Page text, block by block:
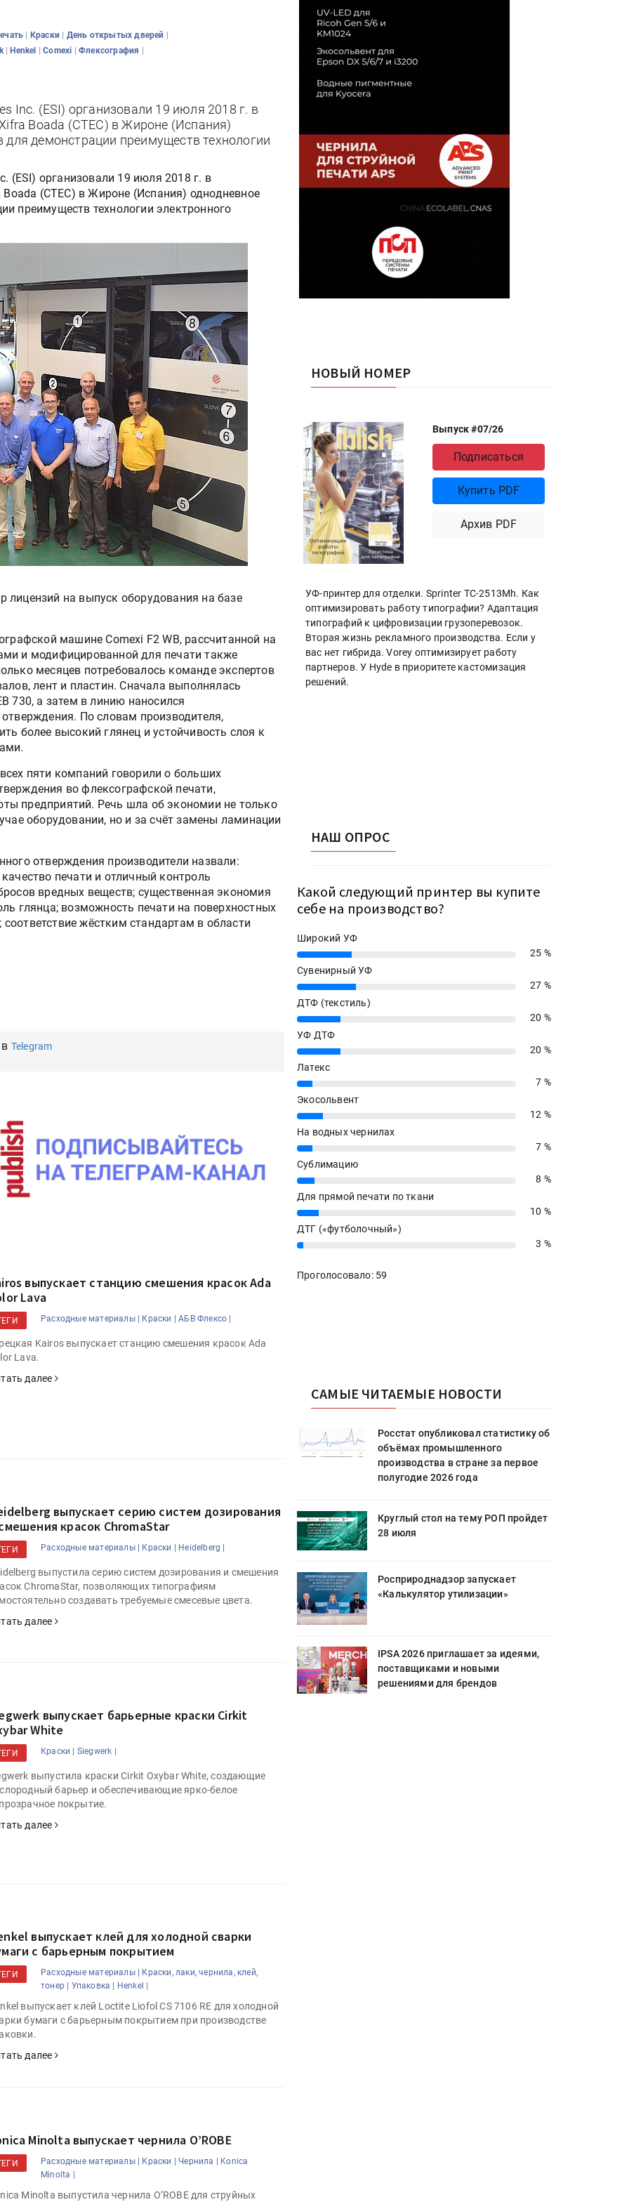
| Краски | День открытых дверей |
|Henkel |Comexi |Флексография |
Inc. (ESI) организовали 19 июля 2018 г. в
Boada (CTEC) в Жироне (Испания)
демонстрации преимуществ технологии
(ESI) организовали 19 июля 2018 г. в
(CTEC) в Жироне (Испания) однодневное
преимуществ технологии электронного
на выпуск оборудования на базе
машине Comexi F2 WB, рассчитанной на
и модифицированной для печати также
месяцев потребовалось команде экспертов
лент и пластин. Сначала выполнялась
730, а затем в линию наносился
По словам производителя,
более высокий глянец и устойчивость слоя к
пяти компаний говорили о больших
во флексографской печати,
предприятий. Речь шла об экономии не только
оборудовании, но и за счёт замены ламинации
отверждения производители назвали:
печати и отличный контроль
вредных веществ; существенная экономия
глянца; возможность печати на поверхностных
жёстким стандартам в области
Telegram
выпускает станцию смешения красок Ada
Lava
Расходные материалы | Краски | АБВ Флексо |
Kairos выпускает станцию смешения красок Ada
Lava.
далее
выпускает серию систем дозирования
красок ChromaStar
Расходные материалы | Краски | Heidelberg |
выпустила серию систем дозирования и смешения
ChromaStar, позволяющих типографиям
создавать требуемые смесевые цвета.
далее
выпускает барьерные краски Cirkit
White
Краски | Siegwerk |
выпустила краски Cirkit Oxybar White, создающие
барьер и обеспечивающие ярко-белое
покрытие.
далее
выпускает клей для холодной сварки
с барьерным покрытием
Расходные материалы |
Краски, лаки, чернила, клей,
тонер |
Упаковка | Henkel |
выпускает клей Loctite Liofol CS 7106 RE для холодной
бумаги с барьерным покрытием при производстве
далее
Minolta выпускает чернила O’ROBE
Расходные материалы | Краски | Чернила | Konica
Minolta |
Minolta выпустила чернила O’ROBE для струйных
НОВЫЙ НОМЕР
Выпуск #07/26
Подписаться
Купить PDF
Архив PDF
УФ-принтер для отделки. Sprinter ТС-2513Mh. Как
оптимизировать работу типографии? Адаптация
типографий к цифровизации грузоперевозок.
Вторая жизнь рекламного производства. Если у
вас нет гибрида. Vorey оптимизирует работу
партнеров. У Hyde в приоритете кастомизация
решений.
НАШ ОПРОС
Какой следующий принтер вы купите
себе на производство?
Широкий УФ
25%
25 %
Сувенирный УФ
27%
27 %
ДТФ (текстиль)
20%
20 %
УФ ДТФ
20%
20 %
Латекс
7%
7 %
Экосольвент
12%
12 %
На водных чернилах
7%
7 %
Сублимацию
8%
8 %
Для прямой печати по ткани
10%
10 %
ДТГ («футболочный»)
3% 3 %
Проголосовало: 59
САМЫЕ ЧИТАЕМЫЕ НОВОСТИ
об
Круглый стол на тему РОП пройдет
28 июля
Росприроднадзор запускает
«Калькулятор утилизации»
Росстат опубликовал статистику об
объёмах промышленного
производства в стране за первое
полугодие 2026 года
Круглый стол на тему РОП пройдет
28 июля
Росприроднадзор запускает
«Калькулятор утилизации»
IPSA 2026 приглашает за идеями,
поставщиками и новыми
решениями для брендов